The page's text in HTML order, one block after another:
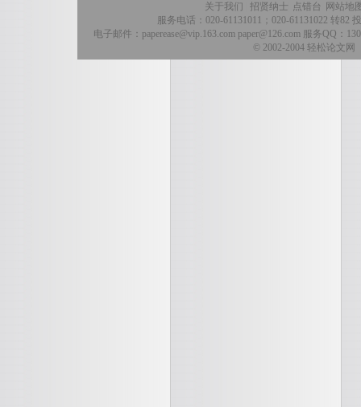
关于我们 招贤纳士 点错台 网站地
服务电话：020-61131011；020-61131022 转82
电子邮件： paperease@vip.163.com paper@126.com 服务QQ：
© 2002-2004 轻松论文